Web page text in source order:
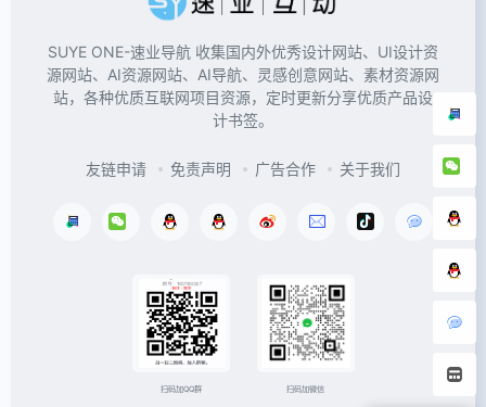
SUYE ONE-速业导航 收集国内外优秀设计网站、UI设计资
源网站、AI资源网站、AI导航、灵感创意网站、素材资源网
站，各种优质互联网项目资源，定时更新分享优质产品设
计书签。
友链申请 免责声明 广告合作 关于我们
扫码加QQ群 扫码加微信